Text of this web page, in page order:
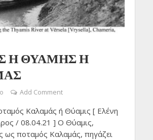
Η ΘΥΑΜΗΣ Η
Add Comment
Καλαμάς ή Θύαμις [ Ελένη
/ 08.04.21 ] Ο Θύαμις,
ως ποταμός Καλαμάς, πηγάζει